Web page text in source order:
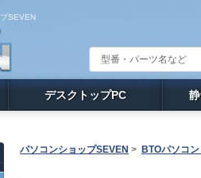
SEVEN
デスクトップPC
パソコンショップSEVEN > BTOパソコ